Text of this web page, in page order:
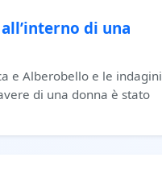
di una
e Alberobello e le indagini
di una donna è stato